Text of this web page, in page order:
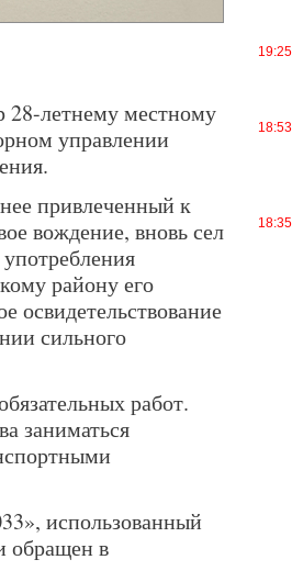
28-летнему местному
управлении
привлеченный к
вождение, вновь сел
району его
освидетельствование
сильного
работ.
заниматься
использованный
обращен в
19:25
18:53
18:35